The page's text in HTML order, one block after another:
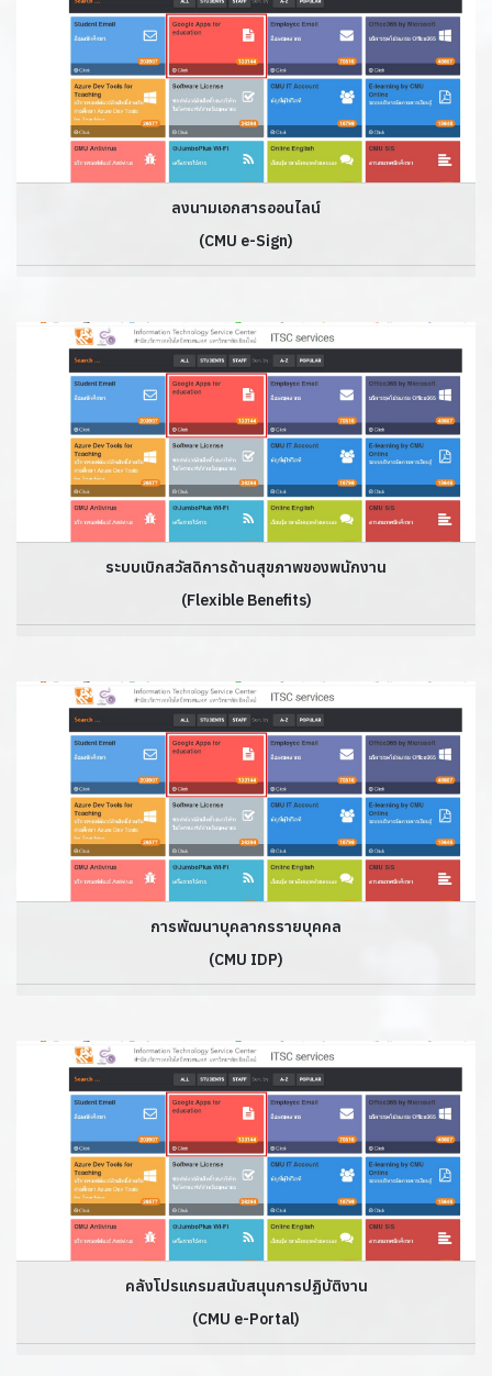
ลงนามเอกสารออนไลน์
(CMU e-Sign)
ระบบเบิกสวัสดิการด้านสุขภาพของพนักงาน
(Flexible Benefits)
การพัฒนาบุคลากรรายบุคคล
(CMU IDP)
คลังโปรแกรมสนับสนุนการปฏิบัติงาน
(CMU e-Portal)